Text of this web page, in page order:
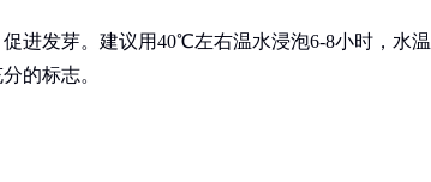
进发芽。建议用40℃左右温水浸泡6-8小时，水温
的标志。